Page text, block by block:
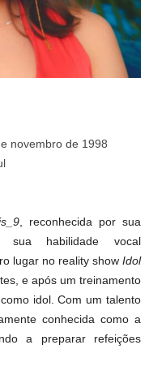
novembro de 1998
, reconhecida por sua
habilidade vocal
lugar no reality show Idol
e após um treinamento
idol. Com um talento
conhecida como a
a preparar refeições